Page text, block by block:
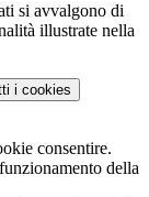
si avvalgono di
illustrate nella
i cookies
consentire.
della